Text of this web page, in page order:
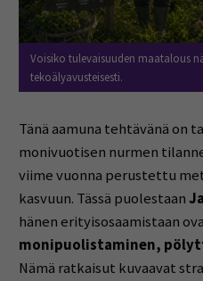
Voisiko tulevaisuuden maatalous
tekoälyavusteisesti.
Tänä aamuna tehtävänä on
monivuotisen nurmen
viime vuonna perustettu
kasvuun. Tässä puolestaan
hänen erityisosaamistaan
monipuolistaminen,
Nämä ratkaisut kuvaavat